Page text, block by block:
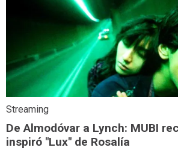
Streaming
De Almodóvar a Lynch: MUBI
inspiró "Lux" de Rosalía